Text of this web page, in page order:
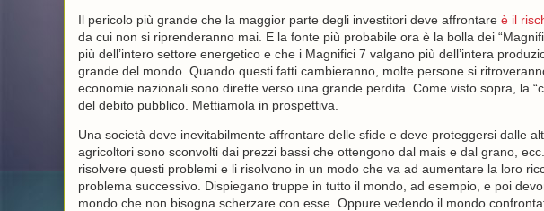
Il pericolo più grande che la maggior parte degli investitori deve affrontare è il
da cui non si riprenderanno mai. E la fonte più probabile ora è la bolla dei
più dell’intero settore energetico e che i Magnifici 7 valgano più dell’intera
grande del mondo. Quando questi fatti cambieranno, molte persone si
economie nazionali sono dirette verso una grande perdita. Come visto sopra, la
del debito pubblico. Mettiamola in prospettiva.
Una società deve inevitabilmente affrontare delle sfide e deve proteggersi dalle
agricoltori sono sconvolti dai prezzi bassi che ottengono dal mais e dal grano,
risolvere questi problemi e li risolvono in un modo che va ad aumentare la loro
problema successivo. Dispiegano truppe in tutto il mondo, ad esempio, e poi
mondo che non bisogna scherzare con esse. Oppure vedendo il mondo